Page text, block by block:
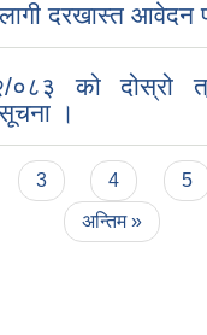
दरखास्त आवेदन
को दोस्रो
।
3 4 5
अन्तिम »